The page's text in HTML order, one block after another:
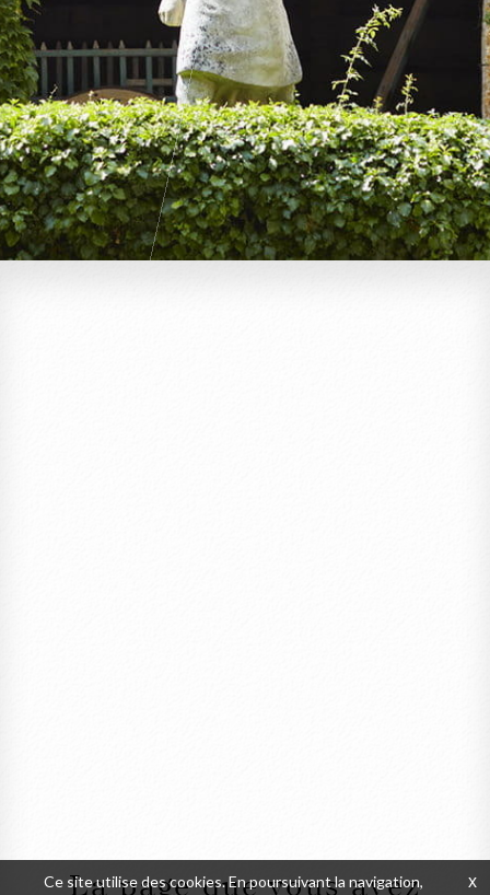
Le Comptoir du Bénaton
Mariages
Ce site utilise des cookies. En poursuivant la navigation,
x